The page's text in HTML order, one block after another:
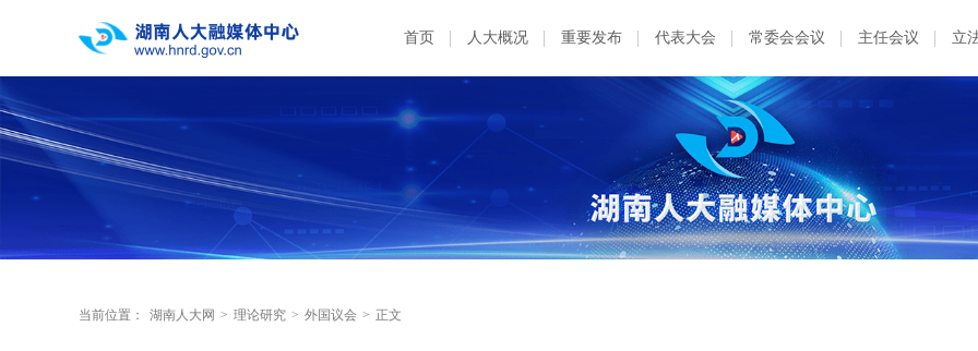
首页 人大概况 重要发布 代表大会 常委会会议 主任会议 立
当前位置： 湖南人大网 > 理论研究 > 外国议会 > 正文